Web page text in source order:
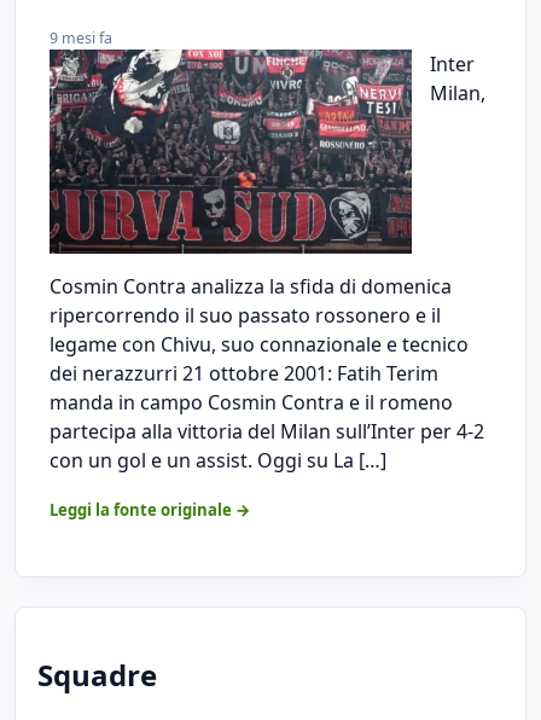
9 mesi fa
Inter
Milan,
Cosmin Contra analizza la sfida di domenica
ripercorrendo il suo passato rossonero e il
legame con Chivu, suo connazionale e tecnico
dei nerazzurri 21 ottobre 2001: Fatih Terim
manda in campo Cosmin Contra e il romeno
partecipa alla vittoria del Milan sull’Inter per 4-2
con un gol e un assist. Oggi su La […]
Leggi la fonte originale →
Squadre